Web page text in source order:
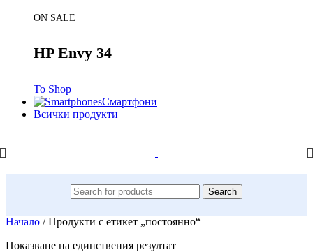
ON SALE
HP Envy 34
To Shop
Смартфони
Всички продукти
Search
Начало / Продукти с етикет „постоянно“
Показване на единствения резултат